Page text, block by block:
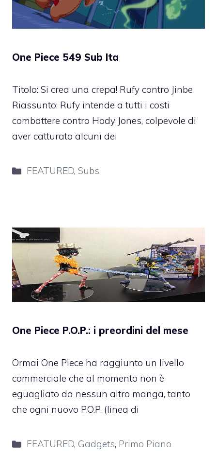
One Piece 549 Sub Ita
Titolo: Si crea una crepa! Rufy contro Jinbe
Riassunto: Rufy intende a tutti i costi
combattere contro Hody Jones, colpevole di
aver catturato alcuni dei
Categorie
FEATURED,Subs
One Piece P.O.P.: i preordini del mese
Ormai One Piece ha raggiunto un livello
commerciale che al momento non è
eguagliato da nessun altro manga, tanto
che ogni nuovo P.O.P. (linea di
Categorie
FEATURED, Gadgets, Primo Piano